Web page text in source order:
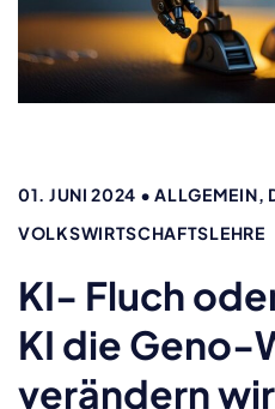
01. JUNI 2024 • ALLGEMEIN,
VOLKSWIRTSCHAFTSLEHRE
KI- Fluch
KI die Geno-
verändern